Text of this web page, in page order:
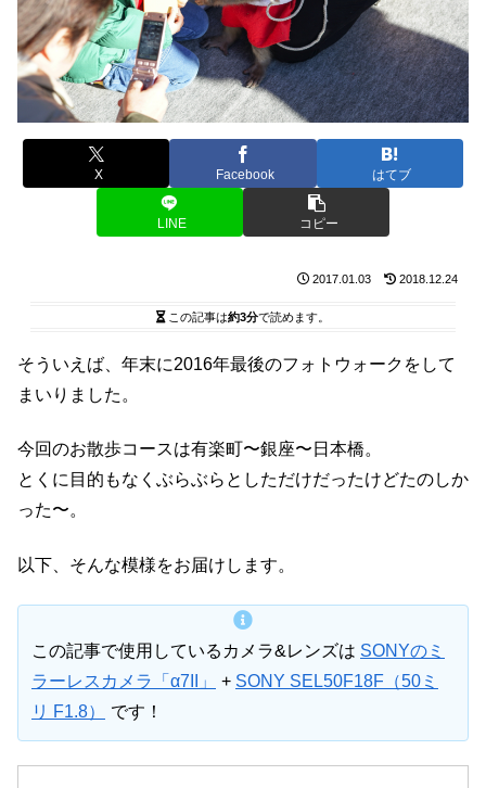
X Facebook はてブ
LINE コピー
2017.01.03 2018.12.24
この記事は約3分で読めます。
そういえば、年末に2016年最後のフォトウォークをして
まいりました。
今回のお散歩コースは有楽町〜銀座〜日本橋。
とくに目的もなくぶらぶらとしただけだったけどたのしか
った〜。
以下、そんな模様をお届けします。
この記事で使用しているカメラ&レンズは SONYのミ
ラーレスカメラ「α7II」
+ SONY SEL50F18F（50ミ
リ F1.8）
です！